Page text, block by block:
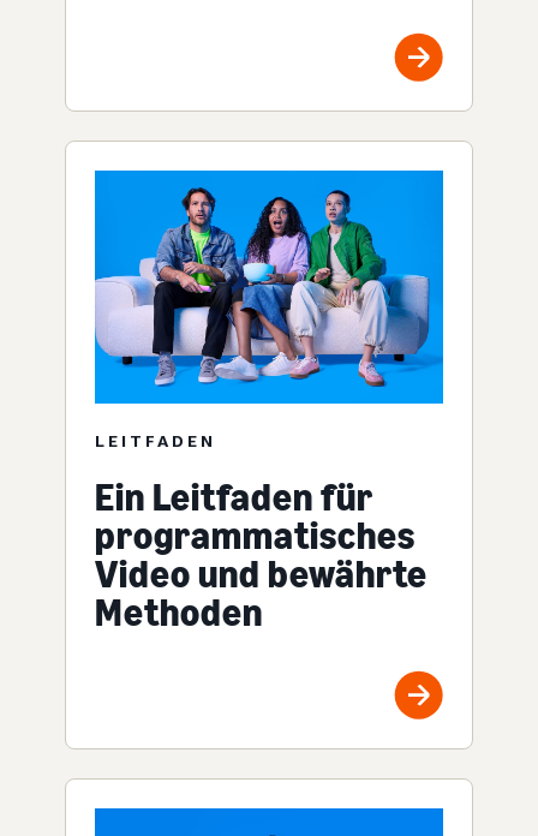
LEITFADEN
Ein Leitfaden für
programmatisches
Video und bewährte
Methoden